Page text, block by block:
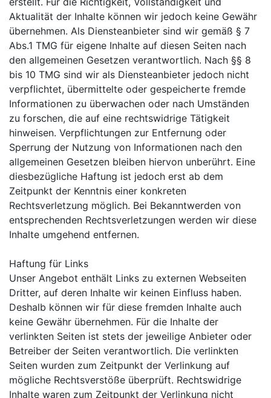
Aktualität der Inhalte können wir jedoch keine Gewähr
übernehmen. Als Diensteanbieter sind wir gemäß § 7
Abs.1 TMG für eigene Inhalte auf diesen Seiten nach
den allgemeinen Gesetzen verantwortlich. Nach §§ 8
bis 10 TMG sind wir als Diensteanbieter jedoch nicht
verpflichtet, übermittelte oder gespeicherte fremde
Informationen zu überwachen oder nach Umständen
zu forschen, die auf eine rechtswidrige Tätigkeit
hinweisen. Verpflichtungen zur Entfernung oder
Sperrung der Nutzung von Informationen nach den
allgemeinen Gesetzen bleiben hiervon unberührt. Eine
diesbezügliche Haftung ist jedoch erst ab dem
Zeitpunkt der Kenntnis einer konkreten
Rechtsverletzung möglich. Bei Bekanntwerden von
entsprechenden Rechtsverletzungen werden wir diese
Inhalte umgehend entfernen.
Haftung für Links
Unser Angebot enthält Links zu externen Webseiten
Dritter, auf deren Inhalte wir keinen Einfluss haben.
Deshalb können wir für diese fremden Inhalte auch
keine Gewähr übernehmen. Für die Inhalte der
verlinkten Seiten ist stets der jeweilige Anbieter oder
Betreiber der Seiten verantwortlich. Die verlinkten
Seiten wurden zum Zeitpunkt der Verlinkung auf
mögliche Rechtsverstöße überprüft. Rechtswidrige
Inhalte waren zum Zeitpunkt der Verlinkung nicht